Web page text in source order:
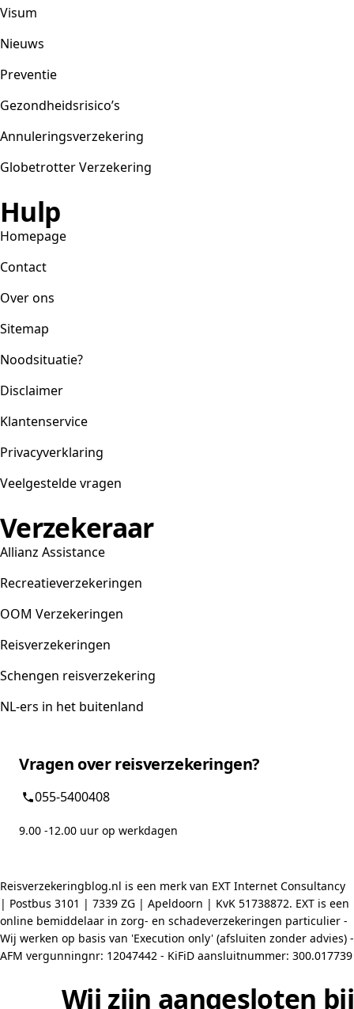
Visum
Nieuws
Preventie
Gezondheidsrisico’s
Annuleringsverzekering
Globetrotter Verzekering
Hulp
Homepage
Contact
Over ons
Sitemap
Noodsituatie?
Disclaimer
Klantenservice
Privacyverklaring
Veelgestelde vragen
Verzekeraar
Allianz Assistance
Recreatieverzekeringen
OOM Verzekeringen
Reisverzekeringen
Schengen reisverzekering
NL-ers in het buitenland
Vragen over reisverzekeringen?
055-5400408
9.00 -12.00 uur op werkdagen
Reisverzekeringblog.nl is een merk van EXT Internet Consultancy
| Postbus 3101 | 7339 ZG | Apeldoorn | KvK 51738872. EXT is een
online bemiddelaar in zorg- en schadeverzekeringen particulier -
Wij werken op basis van 'Execution only' (afsluiten zonder advies) -
AFM vergunningnr: 12047442 - KiFiD aansluitnummer: 300.017739
Wij zijn aangesloten bij